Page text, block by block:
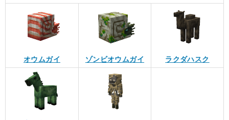
オウムガイ ゾンビオウムガイ ラクダハスク